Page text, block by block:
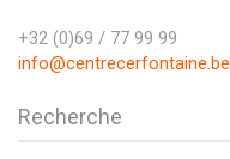
+32 (0)69 / 77 99 99
info@centrecerfontaine.be
Recherche